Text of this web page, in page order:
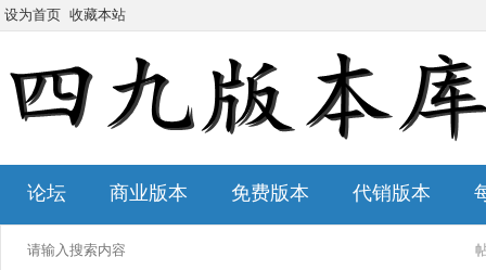
设为首页 收藏本站
论坛 商业版本 免费版本 代销版本